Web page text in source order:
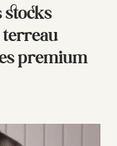
stocks
terreau
premium